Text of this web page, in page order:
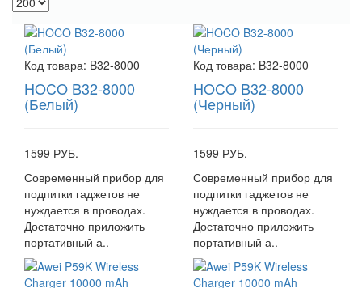
Код товара: B32-8000
HOCO B32-8000
(Белый)
1599 РУБ.
Современный прибор для
подпитки гаджетов не
нуждается в проводах.
Достаточно приложить
портативный а..
Код товара: B32-8000
HOCO B32-8000
(Черный)
1599 РУБ.
Современный прибор для
подпитки гаджетов не
нуждается в проводах.
Достаточно приложить
портативный а..